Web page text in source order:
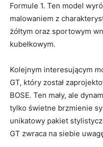
Formule 1. Ten⁤ model
malowaniem ​z
żółtym oraz sportowym
kubełkowym.
Kolejnym interesującym
GT, który został
BOSE. ​Ten mały, ale
tylko świetne brzmienie
⁢unikatowy pakiet
GT ⁢zwraca na ‌siebie